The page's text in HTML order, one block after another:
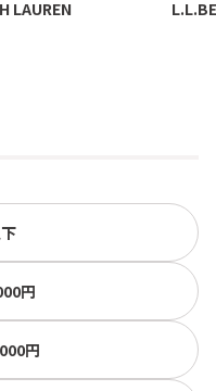
LAUREN
円
円